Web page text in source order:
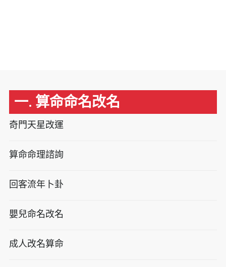
一. 算命命名改名
奇門天星改運
算命命理諮詢
回客流年卜卦
嬰兒命名改名
成人改名算命